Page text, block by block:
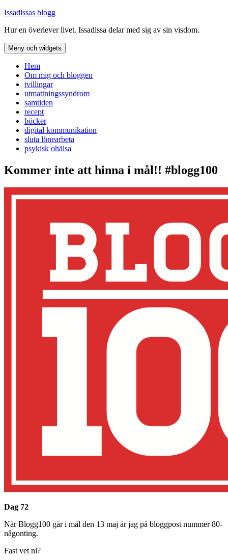
Hoppa
innehåll
Issadissas blogg
Hur en överlever livet. Issadissa delar med sig av sin visdom.
Meny och widgets
Hem
Om mig och bloggen
tvillingar
utmattningssyndrom
samtiden
recept
böcker
digital kommunikation
sluta lönearbeta
psykisk ohälsa
Kommer inte att hinna i mål!! #blogg100
Dag 72
När Blogg100 går i mål den 13 maj är jag på bloggpost nummer 80-
någonting.
Fast vet ni?